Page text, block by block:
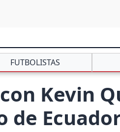
FUTBOLISTAS
Kevin
de